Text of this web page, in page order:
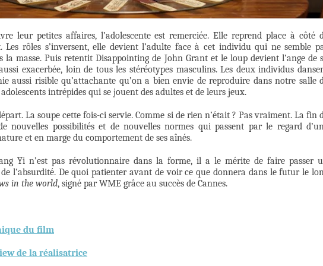
leur petites affaires, l’adolescente est remerciée. Elle reprend place à côté
Les rôles s’inversent, elle devient l’adulte face à cet individu qui ne semble
la masse. Puis retentit Disappointing de John Grant et le loup devient l’ange de
exacerbée, loin de tous les stéréotypes masculins. Les deux individus
aussi risible qu’attachante qu’on a bien envie de reproduire dans notre salle
intrépides qui se jouent des adultes et de leurs jeux.
La soupe cette fois-ci servie. Comme si de rien n’était ? Pas vraiment. La fin
nouvelles possibilités et de nouvelles normes qui passent par le regard
et en marge du comportement de ses aînés.
Yi n’est pas révolutionnaire dans la forme, il a le mérite de faire passer
l’absurdité. De quoi patienter avant de voir ce que donnera dans le futur le
in the world, signé par WME grâce au succès de Cannes.
du film
de la réalisatrice